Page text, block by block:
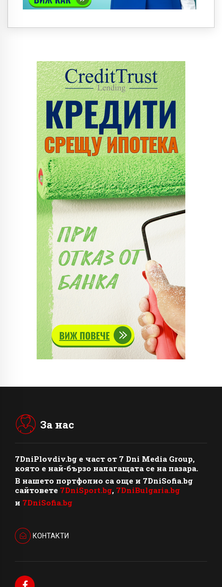
За нас
7DniPlovdiv.bg e част от 7 Dni Media Group,
която е най-бързо налагащата се на пазара.
В нашето портфолио са още и 7DniSofia.bg
сайтовете 7DniSport.bg, 7DniBulgaria.bg
и 7DniSofia.bg
КОНТАКТИ